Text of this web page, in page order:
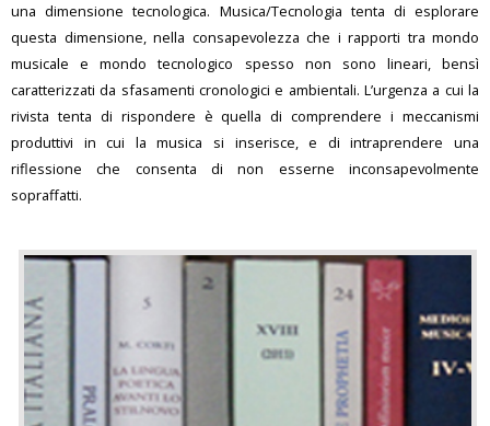
una dimensione tecnologica. Musica/Tecnologia tenta di esplorare
questa dimensione, nella consapevolezza che i rapporti tra mondo
musicale e mondo tecnologico spesso non sono lineari, bensì
caratterizzati da sfasamenti cronologici e ambientali. L’urgenza a cui la
rivista tenta di rispondere è quella di comprendere i meccanismi
produttivi in cui la musica si inserisce, e di intraprendere una
riflessione che consenta di non esserne inconsapevolmente
sopraffatti.